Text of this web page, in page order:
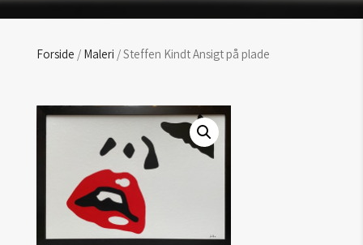
Forside / Maleri / Steffen Kindt Ansigt på plade